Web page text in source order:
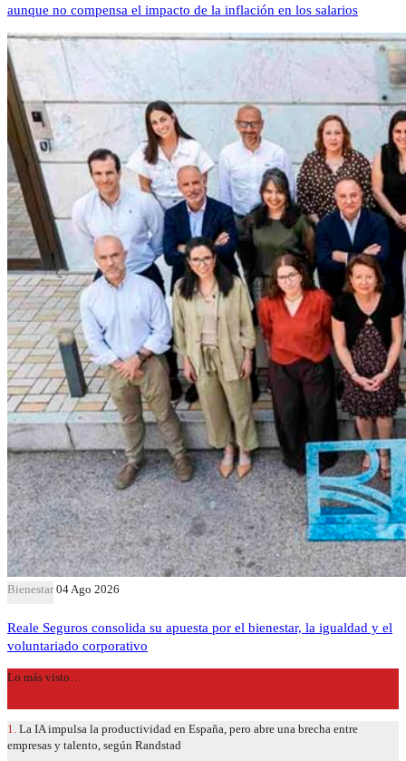
aunque no compensa el impacto de la inflación en los salarios
Bienestar 04 Ago 2026
Reale Seguros consolida su apuesta por el bienestar, la igualdad y el
voluntariado corporativo
Lo más visto…
1. La IA impulsa la productividad en España, pero abre una brecha entre
empresas y talento, según Randstad